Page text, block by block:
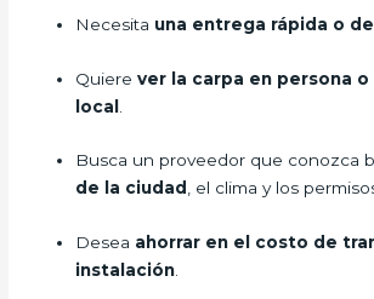
Necesita una entrega rápida o
Quierever la carpa en persona
local
Busca un proveedor que conozca
de la ciudad , el clima y los
Desea ahorrar en el costo de
instalación.